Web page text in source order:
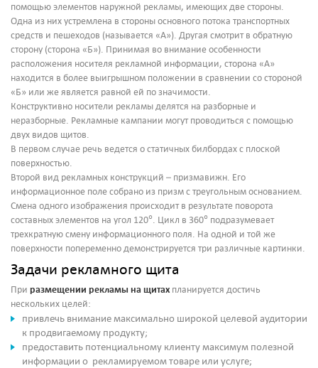
помощью элементов наружной рекламы, имеющих две стороны.
Одна из них устремлена в стороны основного потока транспортных
средств и пешеходов (называется «А»). Другая смотрит в обратную
сторону (сторона «Б»). Принимая во внимание особенности
расположения носителя рекламной информации, сторона «А»
находится в более выигрышном положении в сравнении со стороной
«Б» или же является равной ей по значимости.
Конструктивно носители рекламы делятся на разборные и
неразборные. Рекламные кампании могут проводиться с помощью
двух видов щитов.
В первом случае речь ведется о статичных билбордах с плоской
поверхностью.
Второй вид рекламных конструкций – призмавижн. Его
информационное поле собрано из призм с треугольным основанием.
Смена одного изображения происходит в результате поворота
составных элементов на угол 120°. Цикл в 360° подразумевает
трехкратную смену информационного поля. На одной и той же
поверхности попеременно демонстрируется три различные картинки.
Задачи рекламного щита
При размещении рекламы на щитах планируется достичь
нескольких целей:
привлечь внимание максимально широкой целевой аудитории
к продвигаемому продукту;
предоставить потенциальному клиенту максимум полезной
информации о рекламируемом товаре или услуге;